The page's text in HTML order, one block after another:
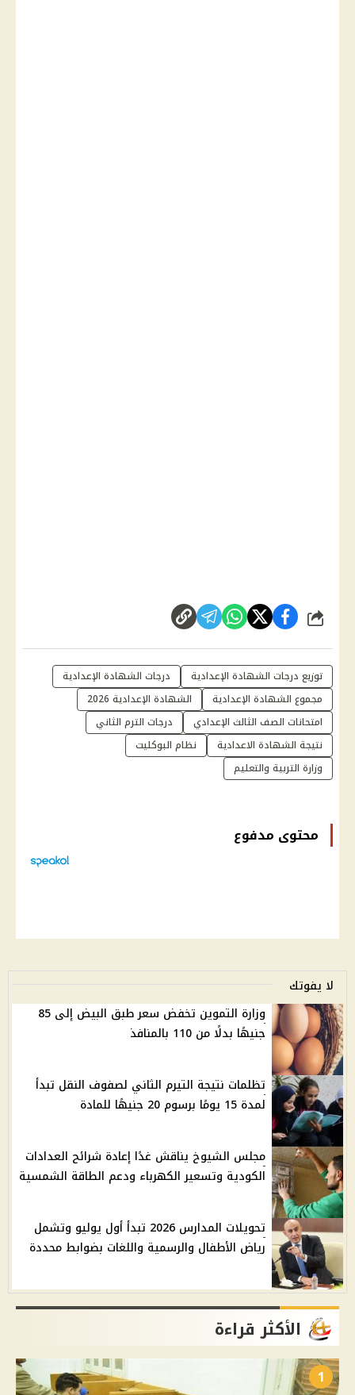
شارك
توزيع درجات الشهادة الإعدادية
درجات الشهادة الإعدادية
مجموع الشهادة الإعدادية
الشهادة الإعدادية 2026
امتحانات الصف الثالث الإعدادي
درجات الترم الثاني
نتيجة الشهادة الاعدادية
نظام البوكليت
وزارة التربية والتعليم
محتوى مدفوع
لا يفوتك
وزارة التموين تخفض سعر طبق البيض إلى 85
جنيهًا بدلًا من 110 بالمنافذ
تظلمات نتيجة التيرم الثاني لصفوف النقل تبدأ
لمدة 15 يومًا برسوم 20 جنيهًا للمادة
مجلس الشيوخ يناقش غدًا إعادة شرائح العدادات
الكودية وتسعير الكهرباء ودعم الطاقة الشمسية
تحويلات المدارس 2026 تبدأ أول يوليو وتشمل
رياض الأطفال والرسمية واللغات بضوابط محددة
الأكثر قراءة
1